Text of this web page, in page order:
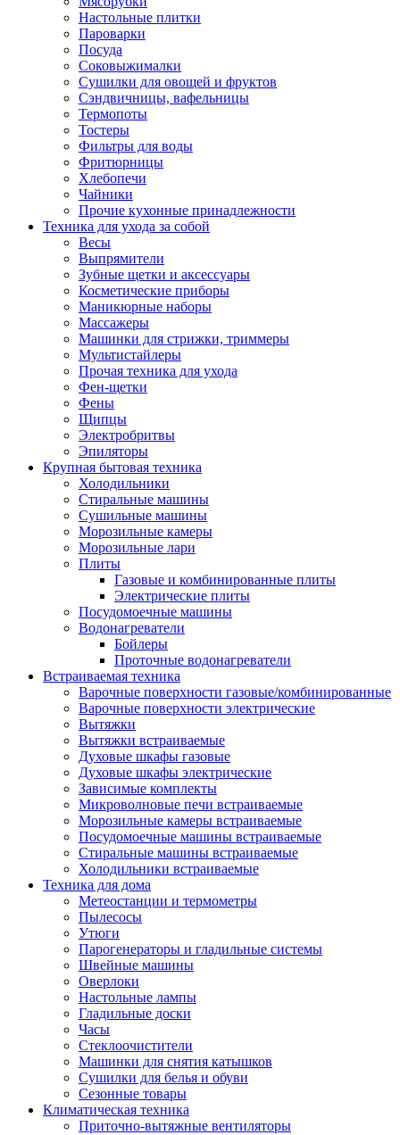
Зависимые комплекты
Посудомоечные машины встраиваемые
Стиральные машины встраиваемые
Холодильники встраиваемые
Техника для дома
Пылесосы
Утюги
Оверлоки
Настольные лампы
Часы
Стеклоочистители
Машинки для снятия катышков
Сушилки для белья и обуви
Климатическая техника
Приточно-вытяжные вентиляторы
Теплый пол
Обогреватели
Тепловентиляторы
Тепловые завесы
Тепловые пушки
Увлажнители
Радиаторы
Медицинская техника
Назальные аспираторы
Стетоскопы
Термометры
Тонометры
Электрические грелки
Аудио-видео техника
Аксессуары для аудио-видео техники
Кабели для аудио и видео
Кронштейны для акустики
Магнитолы
Музыкальные центры
Диктофоны
Домашние кинотеатры
Игровые приставки и аксессуары
Аксессуары к игровым
Музыкальные инструменты
Аксессуары эми
Ди-джейское оборудование
Плееры blu-ray и dvd
Проекционное оборудование
Аксессуары для проекционного
Интерактивные доски
Кронштейны для проекторов
Проекторы
Экраны
Магнитно-маркерные доски
Радиобудильники
Радиоприемники
Саундбары
Настольные плитки
Пароварки
Посуда
Соковыжималки
Сушилки для овощей и фруктов
Сэндвичницы, вафельницы
Термопоты
Тостеры
Фильтры для воды
Фритюрницы
Хлебопечи
Чайники
Прочие кухонные принадлежности
Техника для ухода за собой
Весы
Выпрямители
Зубные щетки и аксессуары
Косметические приборы
Маникюрные наборы
Массажеры
Машинки для стрижки, триммеры
Мультистайлеры
Прочая техника для ухода
Фен-щетки
Фены
Щипцы
Электробритвы
Эпиляторы
Крупная бытовая техника
Холодильники
Стиральные машины
Сушильные машины
Морозильные камеры
Морозильные лари
Плиты
Газовые и комбинированные плиты
Электрические плиты
Посудомоечные машины
Водонагреватели
Бойлеры
Проточные водонагреватели
Встраиваемая техника
Варочные поверхности газовые/комбинированные
Варочные поверхности электрические
Вытяжки
Вытяжки встраиваемые
Духовые шкафы газовые
Духовые шкафы электрические
Зависимые комплекты
Микроволновые печи встраиваемые
Морозильные камеры встраиваемые
Посудомоечные машины встраиваемые
Стиральные машины встраиваемые
Холодильники встраиваемые
Техника для дома
Метеостанции и термометры
Пылесосы
Утюги
Парогенераторы и гладильные системы
Швейные машины
Оверлоки
Настольные лампы
Гладильные доски
Часы
Стеклоочистители
Машинки для снятия катышков
Сушилки для белья и обуви
Сезонные товары
Климатическая техника
Приточно-вытяжные вентиляторы